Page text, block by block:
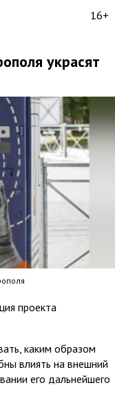
16+
украсят
проекта
каким образом
влиять на внешний
его дальнейшего